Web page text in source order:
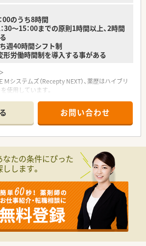
00のうち8時間
30～15：00までの原則1時間以上、2時間
週40時間シフト制
労働時間制を導入する事がある
システムズ（Recepty NEXT）、薬歴はハイブリ
使用しています。
制の充実！薬剤師としての主体性を重んじた各種
をしています。
（更新）に関しても会社側からの支援もござい
に医療モール型の薬局を60店舗以上運営してい
施設と道路などの交通網がインフラとしてコン
いていく街づくりを目指して薬局出店を行って
は介護・福祉との連携の拠点として街づくりに
役割を担っていくと考え、運営しています。
てはM&Aではなく、クリニック開業支援をベ
お問い合わせ
たの条件にぴった
します。